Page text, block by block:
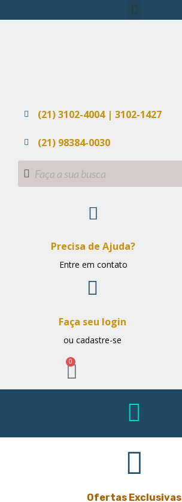
(21) 3102-4004 | 3102-1427
(21) 98384-0030
Precisa de Ajuda?
Entre em contato
Faça seu login
ou cadastre-se
0
Ofertas Exclusivas